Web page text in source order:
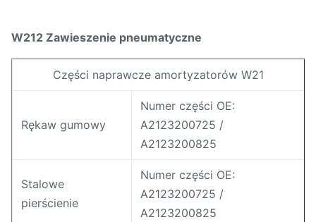
W212 Zawieszenie pneumatyczne
Części naprawcze amortyzatorów W21
Rękaw gumowy
Numer części OE:
A2123200725 /
A2123200825
Stalowe
pierścienie
Numer części OE:
A2123200725 /
A2123200825